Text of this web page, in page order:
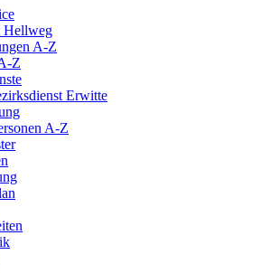
Hellweg
A-Z
Z
Erwitte
A-Z